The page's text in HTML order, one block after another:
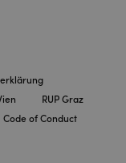
RUP Graz
Code of Conduct